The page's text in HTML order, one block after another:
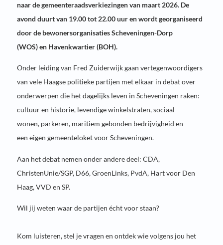
naar de gemeenteraadsverkiezingen van maart 2026. De
avond duurt van 19.00 tot 22.00 uur en wordt georganiseerd
door de bewonersorganisaties Scheveningen-Dorp
(WOS) en Havenkwartier (BOH).
Onder leiding van Fred Zuiderwijk gaan vertegenwoordigers
van vele Haagse politieke partijen met elkaar in debat over
onderwerpen die het dagelijks leven in Scheveningen raken:
cultuur en historie, levendige winkelstraten, sociaal
wonen, parkeren, maritiem gebonden bedrijvigheid en
een eigen gemeenteloket voor Scheveningen.
Aan het debat nemen onder andere deel: CDA,
ChristenUnie/SGP, D66, GroenLinks, PvdA, Hart voor Den
Haag, VVD en SP.
Wil jij weten waar de partijen écht voor staan?
Kom luisteren, stel je vragen en ontdek wie volgens jou het